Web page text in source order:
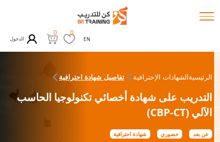
EN
0
0
الدخول
الرئيسيةالشهادات الإحترافية تفاصيل شهادة احترافية
التدريب على شهادة أخصائي تكنولوجيا الحاسب
الآلي (CBP-CT)
عن بعد حضوري شهادة احترافية